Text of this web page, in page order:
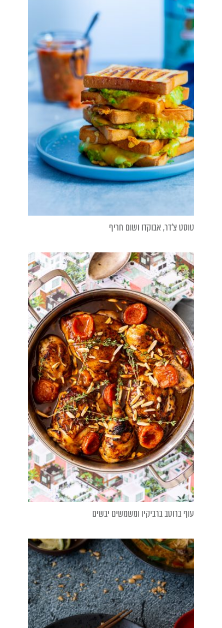
טוסט צ'דר, אבוקדו ושום חריף
עוף ברוטב ברביקיו ומשמשים יבשים